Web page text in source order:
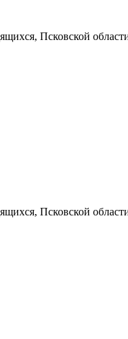
Псковской
Псковской